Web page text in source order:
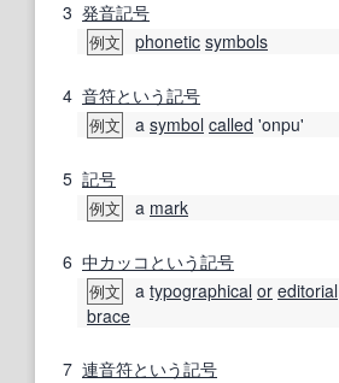
3 発音記号
例文 phonetic symbols
4 音符という記号
例文 a symbol called 'onpu'
5 記号
例文 a mark
6 中カッコ という記号
例文 a typographical or editorial
brace
7 連音符という記号